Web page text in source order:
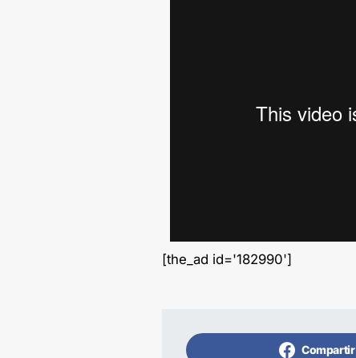
[the_ad id='182990']
Compartir